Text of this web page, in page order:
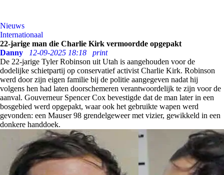
Nieuws
Internationaal
22-jarige man die Charlie Kirk vermoordde opgepakt
Danny
12-09-2025 18:18
print
De 22-jarige Tyler Robinson uit Utah is aangehouden voor de
dodelijke schietpartij op conservatief activist Charlie Kirk. Robinson
werd door zijn eigen familie bij de politie aangegeven nadat hij
volgens hen had laten doorschemeren verantwoordelijk te zijn voor de
aanval. Gouverneur Spencer Cox bevestigde dat de man later in een
bosgebied werd opgepakt, waar ook het gebruikte wapen werd
gevonden: een Mauser 98 grendelgeweer met vizier, gewikkeld in een
donkere handdoek.